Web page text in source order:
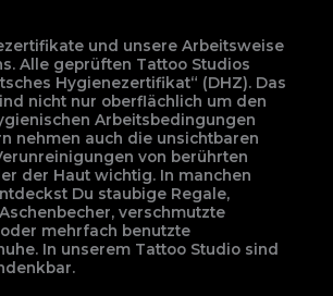
und unsere Arbeitsweise
Alle geprüften Tattoo Studios
Hygienezertifikat“ (DHZ). Das
nicht nur oberflächlich um den
Arbeitsbedingungen
nehmen auch die unsichtbaren
von berührten
der Haut wichtig. In manchen
Du staubige Regale,
verschmutzte
mehrfach benutzte
In unserem Tattoo Studio sind